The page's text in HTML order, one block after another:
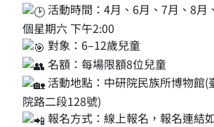
活動時間：4月、6月、7月、8月
個星期六 下午2:00
對象：6–12歲兒童
名額：每場限額8位兒童
活動地點：中研院民族所博物館(
院路二段128號)
報名方式：線上報名，報名連結